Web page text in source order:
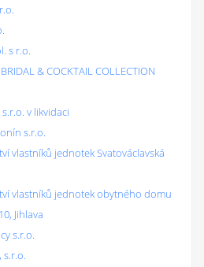
s r.o.
& COCKTAIL COLLECTION
v likvidaci
s.r.o.
vlastníků jednotek Svatováclavská
vlastníků jednotek obytného domu
Jihlava
s.r.o.
s.r.o.